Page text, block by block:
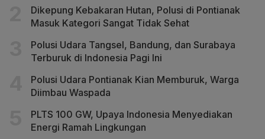
Dikepung Kebakaran Hutan, Polusi di Pontianak
Masuk Kategori Sangat Tidak Sehat
Polusi Udara Tangsel, Bandung, dan Surabaya
Terburuk di Indonesia Pagi Ini
Polusi Udara Pontianak Kian Memburuk, Warga
Diimbau Waspada
PLTS 100 GW, Upaya Indonesia Menyediakan
Energi Ramah Lingkungan